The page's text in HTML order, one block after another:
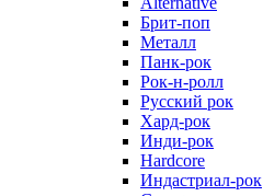
Брит-поп
Металл
Панк-рок
Рок-н-ролл
Русский рок
Хард-рок
Инди-рок
Hardcore
Индастриал-рок